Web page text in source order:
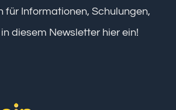
für Informationen, Schulungen,
diesem Newsletter hier ein!